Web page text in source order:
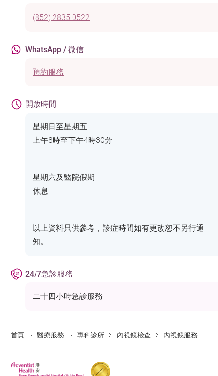
(852) 2835 0522
WhatsApp / 微信
預約服務
開放時間
星期日至星期五
上午8時至下午4時30分
星期六及醫院假期
休息
以上資料只供參考，診症時間如有更改恕不另行通
知。
24/7急診服務
二十四小時急診服務
首頁 醫療服務 專科診所 內視鏡檢查 內視鏡服務